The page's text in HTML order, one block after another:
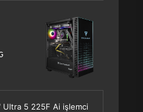
5 225F Ai işlemci